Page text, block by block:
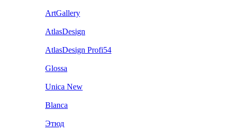
ArtGallery
AtlasDesign
AtlasDesign Profi54
Glossa
Unica New
Blanca
Этюд